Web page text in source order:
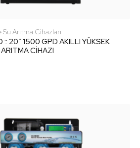
Arıtma Cihazları
20″ 1500 GPD AKILLI YÜKSEK
CİHAZI